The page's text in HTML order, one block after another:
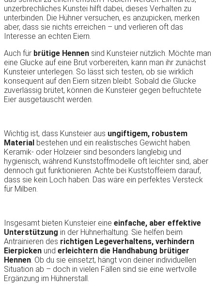
unzerbrechliches Kunstei hilft dabei, dieses Verhalten zu
unterbinden. Die Hühner versuchen, es anzupicken, merken
aber, dass sie nichts erreichen – und verlieren oft das
Interesse an echten Eiern.
Auch für brütige Hennen sind Kunsteier nützlich. Möchte man
eine Glucke auf eine Brut vorbereiten, kann man ihr zunächst
Kunsteier unterlegen. So lässt sich testen, ob sie wirklich
konsequent auf den Eiern sitzen bleibt. Sobald die Glucke
zuverlässig brütet, können die Kunsteier gegen befruchtete
Eier ausgetauscht werden.
Wichtig ist, dass Kunsteier aus ungiftigem, robustem
Material bestehen und ein realistisches Gewicht haben.
Keramik- oder Holzeier sind besonders langlebig und
hygienisch, während Kunststoffmodelle oft leichter sind, aber
dennoch gut funktionieren. Achte bei Kuststoffeiern darauf,
dass sie kein Loch haben. Das wäre ein perfektes Versteck
für Milben.
Insgesamt bieten Kunsteier eine einfache, aber effektive
Unterstützung in der Hühnerhaltung. Sie helfen beim
Antrainieren des richtigen Legeverhaltens, verhindern
Eierpicken und erleichtern die Handhabung brütiger
Hennen. Ob du sie einsetzt, hängt von deiner individuellen
Situation ab – doch in vielen Fällen sind sie eine wertvolle
Ergänzung im Hühnerstall.